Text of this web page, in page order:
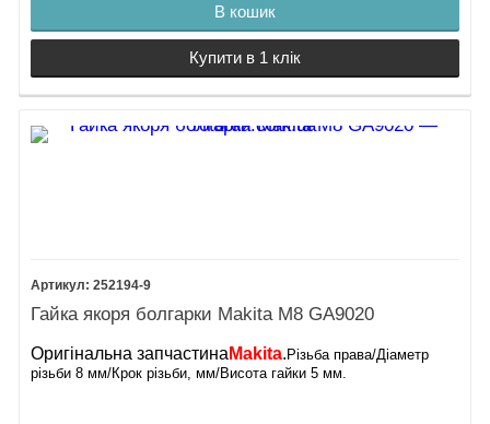
В кошик
Купити в 1 клік
252194-9
Гайка якоря болгарки Makita М8 GA9020
Оригінальна запчастина Makita. Різьба права/Діаметр
різьби 8 мм/Крок різьби, мм/Висота гайки 5 мм.